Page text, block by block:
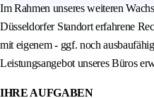
Im Rahmen unseres weiteren
Düsseldorfer Standort erfahrene
mit eigenem - ggf. noch
Leistungsangebot unseres Büros
IHRE AUFGABEN